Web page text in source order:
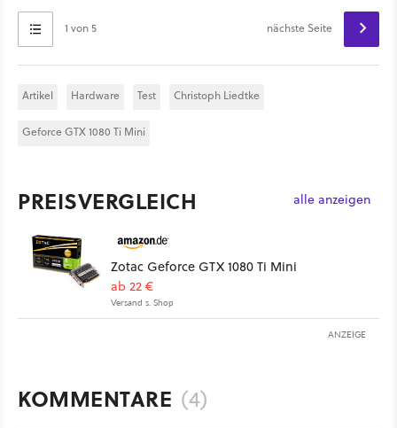
1 von 5 nächste Seite
Artikel Hardware Test Christoph Liedtke
Geforce GTX 1080 Ti Mini
PREISVERGLEICH alle anzeigen
Zotac Geforce GTX 1080 Ti Mini
ab 22 €
Versand s. Shop
ANZEIGE
KOMMENTARE (4)